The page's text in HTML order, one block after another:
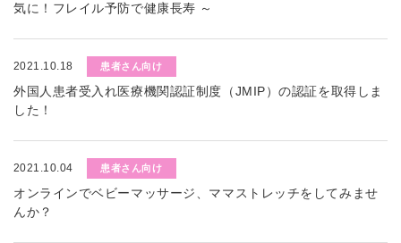
気に！フレイル予防で健康長寿 ～
2021.10.18 患者さん向け
外国人患者受入れ医療機関認証制度（JMIP）の認証を取得しま
した！
2021.10.04 患者さん向け
オンラインでベビーマッサージ、ママストレッチをしてみませ
んか？